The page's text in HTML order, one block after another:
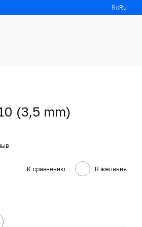
RoRu
(3,5 mm)
К сравнению В желания